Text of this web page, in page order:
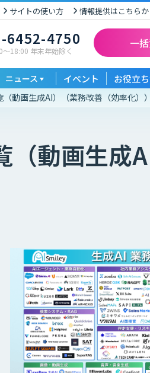
サイトの使い方 情報提供はこちらか
6452-4750
〜18:00 年末年始除く
一
ニュース イベント お役立
動画生成AI） （業務改善（効率化））
動画生成AI